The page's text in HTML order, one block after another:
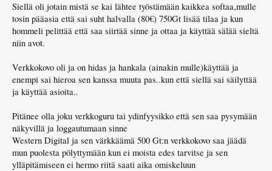
Siellä oli jotain mistä se kai lähtee työstämään kaikkea softaa,mulle
tosin pääasia että sai suht halvalla (80€) 750Gt lisää tilaa ja kun
hommeli pelittää että saa siirtää sinne ja ottaa ja käyttää sälää sieltä
niin avot.
Verkkokovo oli ja on hidas ja hankala (ainakin mulle)käyttää ja
enempi sai hieroa sen kanssa muuta pas..kun että siellä sai säilyttää
ja käyttää asioita..
Pitänee olla joku verkkoguru tai ydinfyysikko että sen saa pysymään
näkyvillä ja loggautumaan sinne
Western Digital ja sen värkkäämä 500 Gt:n verkkokovo saa jäädä
mun puolesta pölyttymään kun ei moista edes tarvitse ja sen
ylläpitämiseen ei hermo riitä saati aika omiskeluun